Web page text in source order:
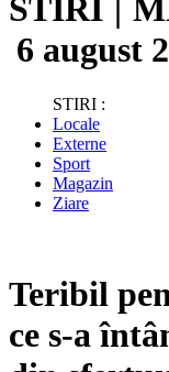
STIRI |
6 august
STIRI :
Locale
Externe
Sport
Magazin
Ziare
Teribil
ce s-a